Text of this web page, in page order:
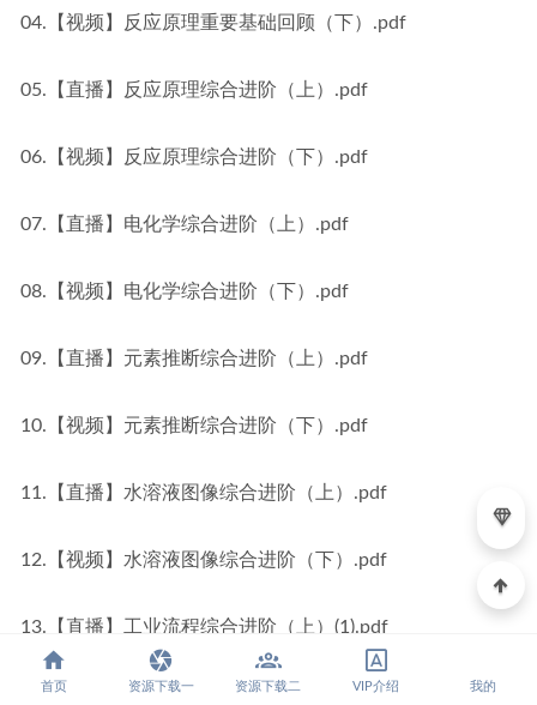
04.【视频】反应原理重要基础回顾（下）.pdf
05.【直播】反应原理综合进阶（上）.pdf
06.【视频】反应原理综合进阶（下）.pdf
07.【直播】电化学综合进阶（上）.pdf
08.【视频】电化学综合进阶（下）.pdf
09.【直播】元素推断综合进阶（上）.pdf
10.【视频】元素推断综合进阶（下）.pdf
11.【直播】水溶液图像综合进阶（上）.pdf
12.【视频】水溶液图像综合进阶（下）.pdf
13.【直播】工业流程综合进阶（上）(1).pdf
14.【视频】工业流程综合进阶（下）(1).pdf
首页 资源下载一 资源下载二 VIP介绍 我的